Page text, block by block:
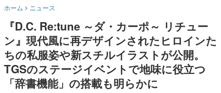
名作ゲームクリエイターの方々に製作時のエピソードをお
きます。
赫本
この物語を解いてはいけない。『赫本』は、〈試験問題〉
の形をした短編ホラー小説集です。
新世代に訊く
これからのデジタルゲーム市場を担う若きクリエイター達
対応しSNSで話題に。『キング
プロ野球選手から称賛の声
ホーム ニュース
『D.C. Re:tune ～ダ・カーポ～ リチュー
ン』現代風に再デザインされたヒロインた
ちの私服姿や新スチルイラストが公開。
TGSのステージイベントで地味に役立つ
「辞書機能」の搭載も明らかに